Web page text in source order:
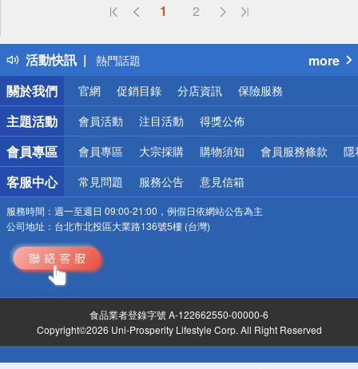
1 2
活動快訊
偏遠地區配送
得獎公告
熱門話題
銀行優惠
偏遠地區配送
詐騙網頁！請小心！
more
關於我們
官網 促銷目錄 分店資訊 保險服務
主題活動 會員活動 注目活動 得獎公佈
會員專區 會員專區 大宗採購 購物須知 會員服務條款 隱
客服中心 常見問題 服務公告 意見信箱
服務時間： 週一至週日 09:00-21:00，例假日依網站公告為主
公司地址： 台北市北投區大業路136號5樓 (台灣)
食品業者登錄字號 A-122662550-00000-6
Copyright©2026 Uni-Prosperity Lifestyle Corp. All Right Reserved